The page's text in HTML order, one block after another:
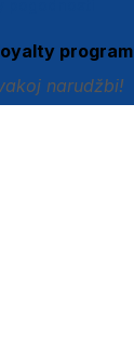
program
narudžbi!